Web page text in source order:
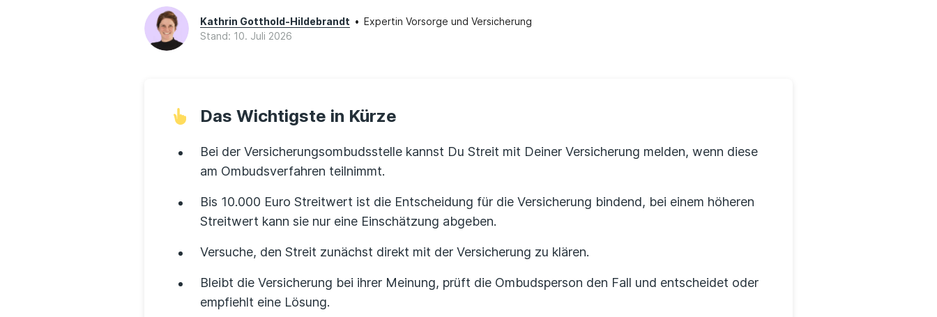
Kathrin Gotthold-Hildebrandt • Expertin Vorsorge und Versicherung
Stand: 10. Juli 2026
Das Wichtigste in Kürze
Bei der Versicherungsombudsstelle kannst Du Streit mit Deiner Versicherung melden, wenn diese
am Ombudsverfahren teilnimmt.
Bis 10.000 Euro Streitwert ist die Entscheidung für die Versicherung bindend, bei einem höheren
Streitwert kann sie nur eine Einschätzung abgeben.
Versuche, den Streit zunächst direkt mit der Versicherung zu klären.
Bleibt die Versicherung bei ihrer Meinung, prüft die Ombudsperson den Fall und entscheidet oder
empfiehlt eine Lösung.